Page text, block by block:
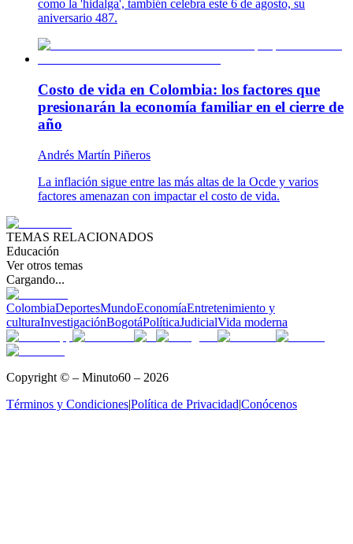
como la 'hidalga', también celebra este 6 de agosto, su
aniversario 487.
Costo de vida en Colombia: los factores que
presionarán la economía familiar en el cierre de
año
Andrés Martín Piñeros
La inflación sigue entre las más altas de la Ocde y varios
factores amenazan con impactar el costo de vida.
TEMAS RELACIONADOS
Educación
Ver otros temas
Cargando...
ColombiaDeportesMundoEconomíaEntretenimiento y
culturaInvestigaciónBogotáPolíticaJudicialVida moderna
Copyright © – Minuto60 – 2026
Términos y Condiciones|Política de Privacidad|Conócenos